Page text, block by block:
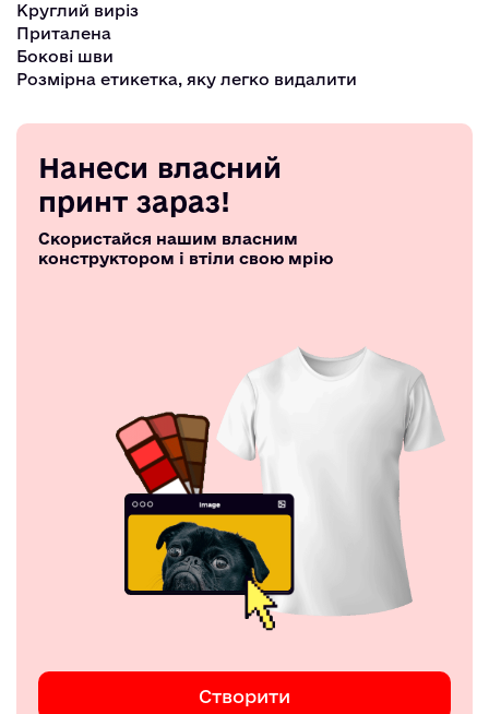
Круглий виріз
Приталена
Бокові шви
Розмірна етикетка, яку легко видалити
Нанеси власний
принт зараз!
Скористайся нашим власним
конструктором і втіли свою мрію
Створити